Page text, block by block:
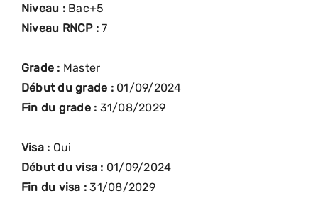
Niveau : Bac+5
Niveau RNCP :7
Grade : Master
Début du grade : 01/09/2024
Fin du grade : 31/08/2029
Visa : Oui
Début du visa : 01/09/2024
Fin du visa :31/08/2029